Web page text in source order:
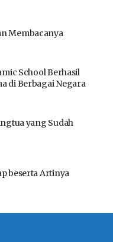
Membacanya
School Berhasil
di Berbagai Negara
yang Sudah
beserta Artinya